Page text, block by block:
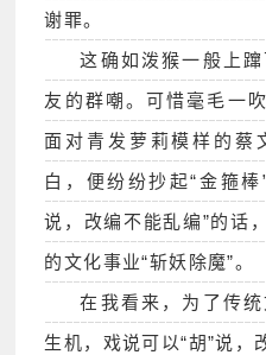
谢罪。
这确如泼猴一般上
友的群嘲。可惜毫毛一
面对青发萝莉模样的蔡
白，便纷纷抄起“金箍
说，改编不能乱编”的话
的文化事业“斩妖除魔”。
在我看来，为了传
生机，戏说可以“胡”说，